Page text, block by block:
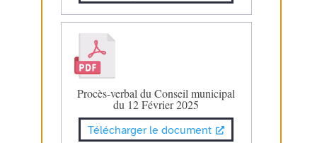
Procès-verbal du Conseil municipal
du 12 Février 2025
Télécharger le document